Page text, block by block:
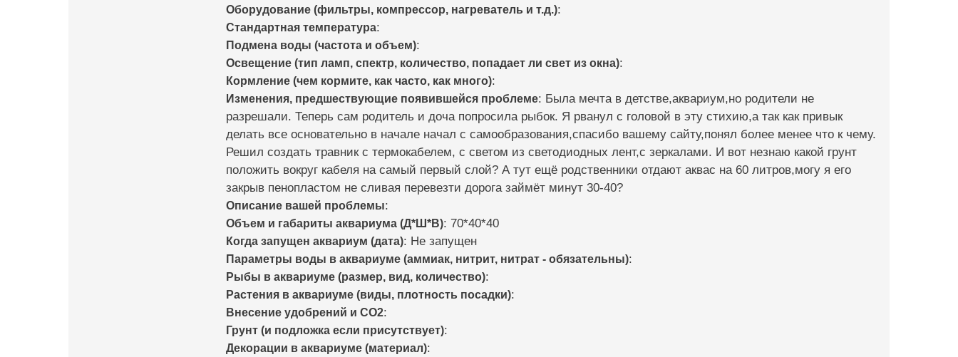
Оборудование (фильтры, компрессор, нагреватель и т.д.):
Стандартная температура:
Подмена воды (частота и объем):
Освещение (тип ламп, спектр, количество, попадает ли свет из окна):
Кормление (чем кормите, как часто, как много):
Изменения, предшествующие появившейся проблеме: Была мечта в детстве,аквариум,но родители не
разрешали. Теперь сам родитель и доча попросила рыбок. Я рванул с головой в эту стихию,а так как привык
делать все основательно в начале начал с самообразования,спасибо вашему сайту,понял более менее что к чему.
Решил создать травник с термокабелем, с светом из светодиодных лент,с зеркалами. И вот незнаю какой грунт
положить вокруг кабеля на самый первый слой? А тут ещё родственники отдают аквас на 60 литров,могу я его
закрыв пенопластом не сливая перевезти дорога займёт минут 30-40?
Описание вашей проблемы:
Объем и габариты аквариума (Д*Ш*В): 70*40*40
Когда запущен аквариум (дата): Не запущен
Параметры воды в аквариуме (аммиак, нитрит, нитрат - обязательны):
Рыбы в аквариуме (размер, вид, количество):
Растения в аквариуме (виды, плотность посадки):
Внесение удобрений и CO2:
Грунт (и подложка если присутствует):
Декорации в аквариуме (материал):